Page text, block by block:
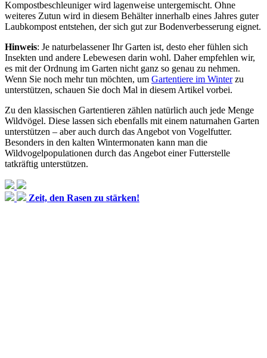
Kompostbeschleuniger wird lagenweise untergemischt. Ohne
weiteres Zutun wird in diesem Behälter innerhalb eines Jahres guter
Laubkompost entstehen, der sich gut zur Bodenverbesserung eignet.
Hinweis: Je naturbelassener Ihr Garten ist, desto eher fühlen sich
Insekten und andere Lebewesen darin wohl. Daher empfehlen wir,
es mit der Ordnung im Garten nicht ganz so genau zu nehmen.
Wenn Sie noch mehr tun möchten, um Gartentiere im Winterzu
unterstützen, schauen Sie doch Mal in diesem Artikel vorbei.
Zu den klassischen Gartentieren zählen natürlich auch jede Menge
Wildvögel. Diese lassen sich ebenfalls mit einem naturnahen Garten
unterstützen – aber auch durch das Angebot von Vogelfutter.
Besonders in den kalten Wintermonaten kann man die
Wildvogelpopulationen durch das Angebot einer Futterstelle
tatkräftig unterstützen.
Zeit, den Rasen zu stärken!